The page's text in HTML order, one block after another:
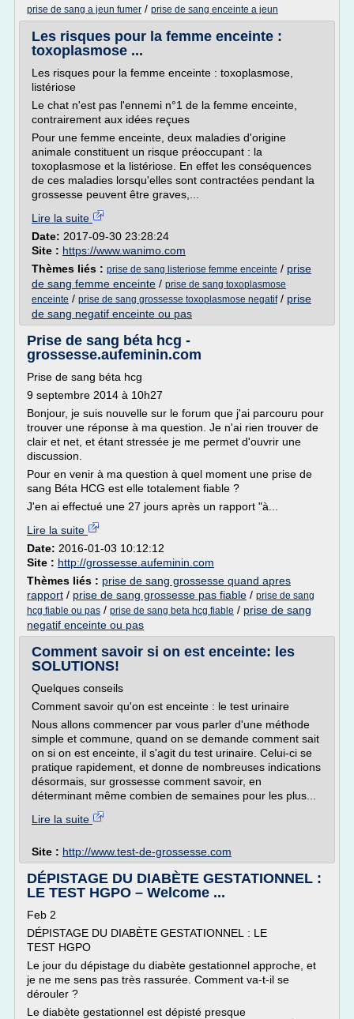
prise de sang a jeun fumer / prise de sang enceinte a jeun
Les risques pour la femme enceinte :
toxoplasmose ...
Les risques pour la femme enceinte : toxoplasmose,
listériose
Le chat n'est pas l'ennemi n°1 de la femme enceinte,
contrairement aux idées reçues
Pour une femme enceinte, deux maladies d'origine
animale constituent un risque préoccupant : la
toxoplasmose et la listériose. En effet les conséquences
de ces maladies lorsqu'elles sont contractées pendant la
grossesse peuvent être graves,...
Lire la suite
Date: 2017-09-30 23:28:24
Site : https://www.wanimo.com
Thèmes liés : prise de sang listeriose femme enceinte / prise
de sang femme enceinte / prise de sang toxoplasmose
enceinte / prise de sang grossesse toxoplasmose negatif/ prise
de sang negatif enceinte ou pas
Prise de sang béta hcg -
grossesse.aufeminin.com
Prise de sang béta hcg
9 septembre 2014 à 10h27
Bonjour, je suis nouvelle sur le forum que j'ai parcouru pour
trouver une réponse à ma question. Je n'ai rien trouver de
clair et net, et étant stressée je me permet d'ouvrir une
discussion.
Pour en venir à ma question à quel moment une prise de
sang Béta HCG est elle totalement fiable ?
J'en ai effectué une 27 jours après un rapport "à...
Lire la suite
Date: 2016-01-03 10:12:12
Site : http://grossesse.aufeminin.com
Thèmes liés : prise de sang grossesse quand apres
rapport / prise de sang grossesse pas fiable / prise de sang
hcg fiable ou pas / prise de sang beta hcg fiable / prise de sang
negatif enceinte ou pas
Comment savoir si on est enceinte: les
SOLUTIONS!
Quelques conseils
Comment savoir qu'on est enceinte : le test urinaire
Nous allons commencer par vous parler d'une méthode
simple et commune, quand on se demande comment sait
on si on est enceinte, il s'agit du test urinaire. Celui-ci se
pratique rapidement, et donne de nombreuses indications
désormais, sur grossesse comment savoir, en
déterminant même combien de semaines pour les plus...
Lire la suite
Site : http://www.test-de-grossesse.com
DÉPISTAGE DU DIABÈTE GESTATIONNEL :
LE TEST HGPO – Welcome ...
Feb 2
DÉPISTAGE DU DIABÈTE GESTATIONNEL : LE
TEST HGPO
Le jour du dépistage du diabète gestationnel approche, et
je ne me sens pas très rassurée. Comment va-t-il se
dérouler ?
Le diabète gestationnel est dépisté presque